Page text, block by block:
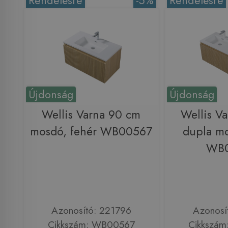
Újdonság
Wellis Varna 90 cm
mosdó, fehér WB00567
Azonosító: 221796
Cikkszám: WB00567
Újdonság
Wellis
dupla